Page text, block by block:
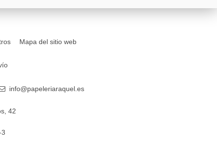
Mapa del sitio web
info@papeleriaraquel.es
42